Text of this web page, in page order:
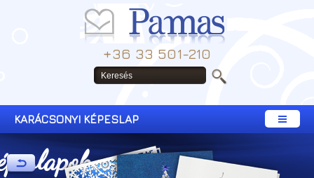
+36 33 501-210
KARÁCSONYI KÉPESLAP